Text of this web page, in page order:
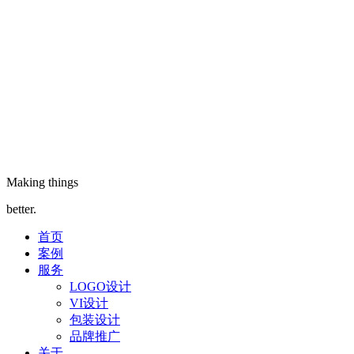
Making things
better.
首页
案例
服务
LOGO设计
VI设计
包装设计
品牌推广